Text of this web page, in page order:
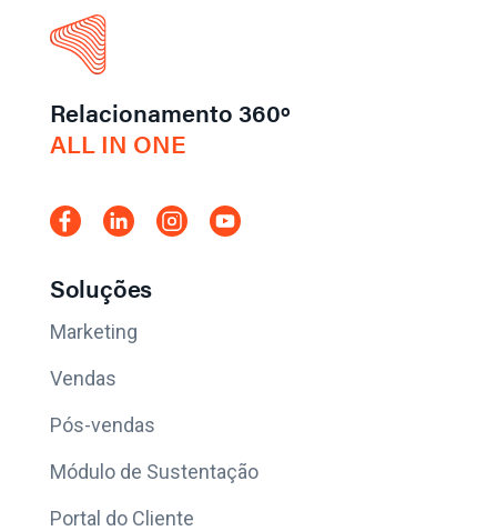
Relacionamento 360º
ALL IN ONE
Soluções
Marketing
Vendas
Pós-vendas
Módulo de Sustentação
Portal do Cliente